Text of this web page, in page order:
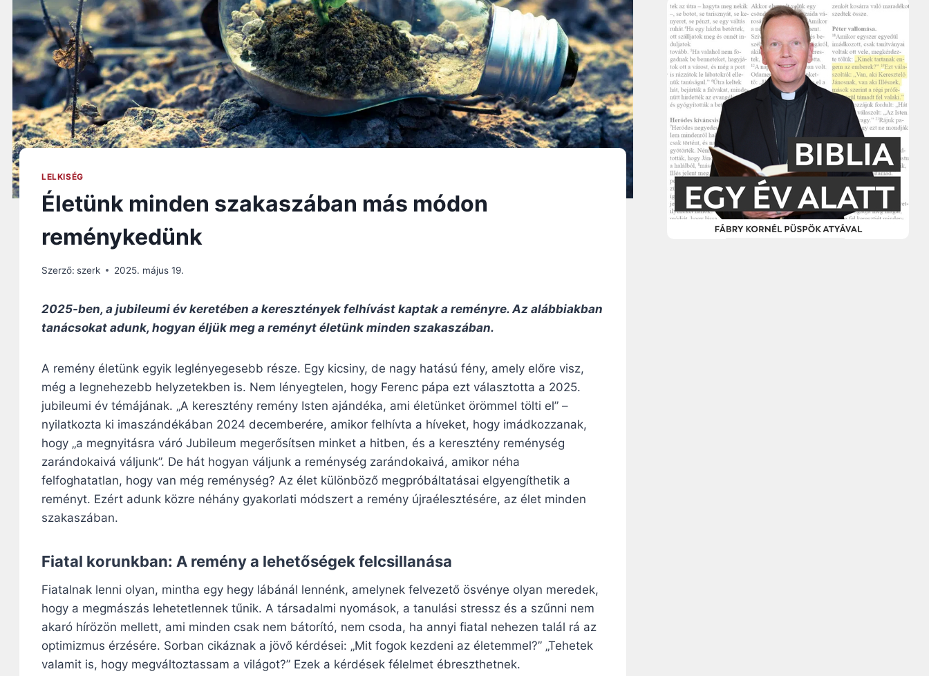
LELKISÉG
Életünk minden szakaszában más módon
reménykedünk
Szerző: szerk 2025. május 19.
2025-ben, a jubileumi év keretében a keresztények felhívást kaptak a reményre. Az alábbiakban
tanácsokat adunk, hogyan éljük meg a reményt életünk minden szakaszában.
A remény életünk egyik leglényegesebb része. Egy kicsiny, de nagy hatású fény, amely előre visz,
még a legnehezebb helyzetekben is. Nem lényegtelen, hogy Ferenc pápa ezt választotta a 2025.
jubileumi év témájának. „A keresztény remény Isten ajándéka, ami életünket örömmel tölti el” –
nyilatkozta ki imaszándékában 2024 decemberére, amikor felhívta a híveket, hogy imádkozzanak,
hogy „a megnyitásra váró Jubileum megerősítsen minket a hitben, és a keresztény reménység
zarándokaivá váljunk”. De hát hogyan váljunk a reménység zarándokaivá, amikor néha
felfoghatatlan, hogy van még reménység? Az élet különböző megpróbáltatásai elgyengíthetik a
reményt. Ezért adunk közre néhány gyakorlati módszert a remény újraélesztésére, az élet minden
szakaszában.
Fiatal korunkban: A remény a lehetőségek felcsillanása
Fiatalnak lenni olyan, mintha egy hegy lábánál lennénk, amelynek felvezető ösvénye olyan meredek,
hogy a megmászás lehetetlennek tűnik. A társadalmi nyomások, a tanulási stressz és a szűnni nem
akaró hírözön mellett, ami minden csak nem bátorító, nem csoda, ha annyi fiatal nehezen talál rá az
optimizmus érzésére. Sorban cikáznak a jövő kérdései: „Mit fogok kezdeni az életemmel?” „Tehetek
valamit is, hogy megváltoztassam a világot?” Ezek a kérdések félelmet ébreszthetnek.